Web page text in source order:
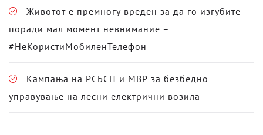
Животот е премногу вреден за да го изгубите
поради мал момент невнимание –
#НеКористиМобиленТелефон
Кампања на РСБСП и МВР за безбедно
управување на лесни електрични возила